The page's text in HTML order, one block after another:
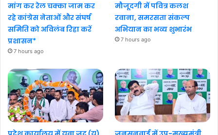
मांग कर रेल चक्का जाम कर
रहे कांग्रेस नेताओं और संघर्ष
समिति को अविलंब रिहा करें
प्रशासन*
7 hours ago
मौजूदगी में पवित्र कलश
रवाना, समरसता संकल्प
अभियान का भव्य शुभारंभ
7 hours ago